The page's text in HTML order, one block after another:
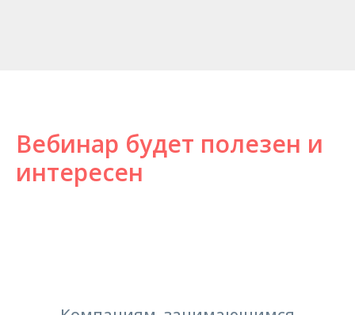
Вебинар будет полезен и
интересен